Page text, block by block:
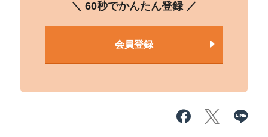
＼ 60秒でかんたん登録 ／
会員登録